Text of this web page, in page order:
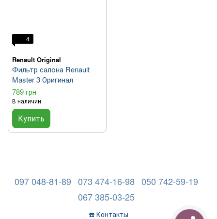
4
Renault Original
Фильтр салона Renault
Master 3 Оригинал
789 грн
В наличии
Купить
097 048-81-89 073 474-16-98 050 742-59-19
067 385-03-25
☎️ Контакты